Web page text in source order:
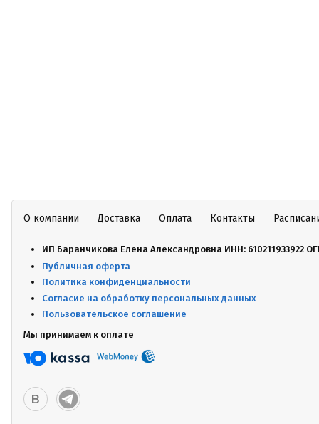
О компании Доставка Оплата Контакты
ИП Баранчикова Елена Александровна ИНН: 610211933922
Публичная оферта
Политика конфиденциальности
Согласие на обработку персональных данных
Пользовательское соглашение
Мы принимаем к оплате